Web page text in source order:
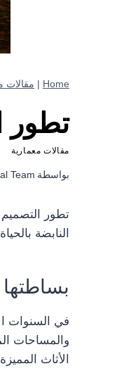
Home
| مقالات
تطور
مقالات معمارية
بواسطة Team
تطور التصميم
النابضة
بساطتها
في السنوات
والمساحات
الأثاث